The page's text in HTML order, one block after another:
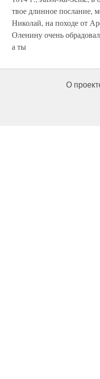
твое длинное послание,
Николай, на походе от
Оленину очень
а ты
О